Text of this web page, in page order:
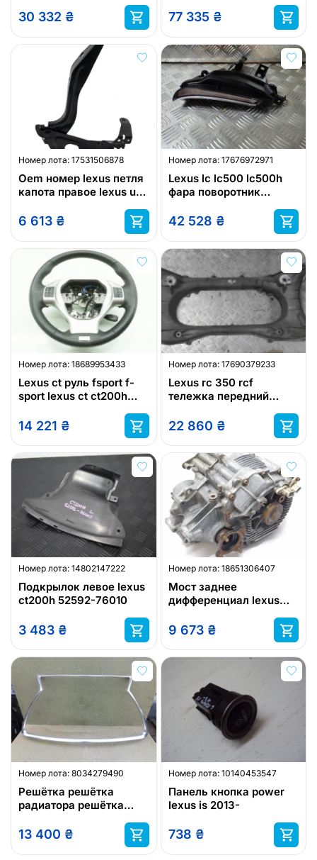
30 332 ₴ 77 335 ₴
Номер лота: 17531506878
Oem номер lexus петля
капота правое lexus ux
6 613 ₴
Номер лота: 17676972971
Lexus lc lc500 lc500h
фара поворотник
42 528 ₴
Номер лота: 18689953433
Lexus ct руль fsport f-
sport lexus ct ct200h
14 221 ₴
Номер лота: 17690379233
Lexus rc 350 rcf
тележка передний
lexus
22 860 ₴
Номер лота: 14802147222
Подкрылок левое lexus
ct200h 52592-76010
3 483 ₴
Номер лота: 18651306407
Мост заднее
дифференциал lexus
9 673 ₴
Номер лота: 8034279490
Решётка решётка
радиатора решётка
lexus nx рестайлинг 17-
13 400 ₴
Номер лота: 10140453547
Панель кнопка power
lexus is 2013-
738 ₴